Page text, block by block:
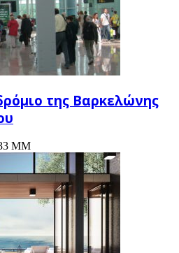
της Βαρκελώνης
ΜΜ